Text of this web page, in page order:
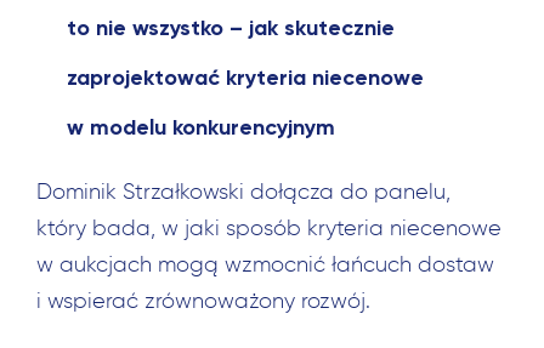
to nie wszystko – jak skutecznie
zaprojektować kryteria niecenowe
w modelu konkurencyjnym
Dominik Strzałkowski dołącza do panelu,
który bada, w jaki sposób kryteria niecenowe
w aukcjach mogą wzmocnić łańcuch dostaw
i wspierać zrównoważony rozwój.